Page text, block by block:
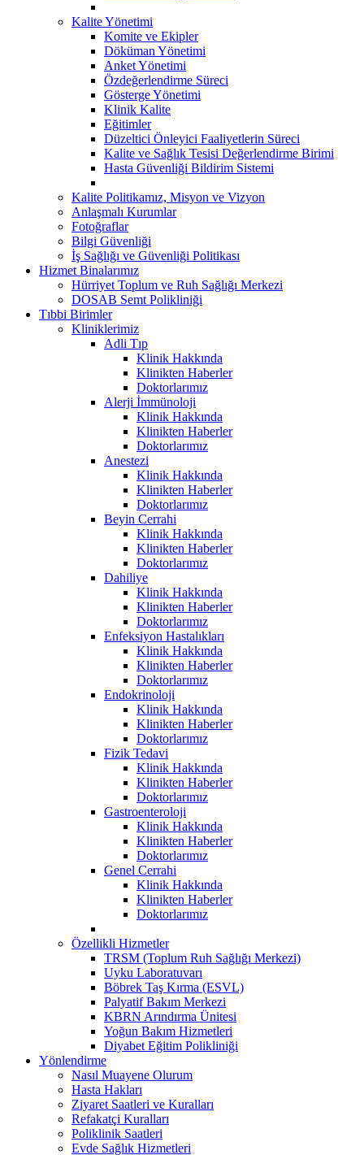
Kalite Yönetimi
Komite ve Ekipler
Döküman Yönetimi
Anket Yönetimi
Özdeğerlendirme Süreci
Gösterge Yönetimi
Klinik Kalite
Eğitimler
Düzeltici Önleyici Faaliyetlerin Süreci
Kalite ve Sağlık Tesisi Değerlendirme Birimi
Hasta Güvenliği Bildirim Sistemi
Kalite Politikamız, Misyon ve Vizyon
Anlaşmalı Kurumlar
Fotoğraflar
Bilgi Güvenliği
İş Sağlığı ve Güvenliği Politikası
Hizmet Binalarımız
Hürriyet Toplum ve Ruh Sağlığı Merkezi
DOSAB Semt Polikliniği
Tıbbi Birimler
Kliniklerimiz
Adli Tıp
Klinik Hakkında
Klinikten Haberler
Doktorlarımız
Alerji İmmünoloji
Klinik Hakkında
Klinikten Haberler
Doktorlarımız
Anestezi
Klinik Hakkında
Klinikten Haberler
Doktorlarımız
Beyin Cerrahi
Klinik Hakkında
Klinikten Haberler
Doktorlarımız
Dahiliye
Klinik Hakkında
Klinikten Haberler
Doktorlarımız
Enfeksiyon Hastalıkları
Klinik Hakkında
Klinikten Haberler
Doktorlarımız
Endokrinoloji
Klinik Hakkında
Klinikten Haberler
Doktorlarımız
Fizik Tedavi
Klinik Hakkında
Klinikten Haberler
Doktorlarımız
Gastroenteroloji
Klinik Hakkında
Klinikten Haberler
Doktorlarımız
Genel Cerrahi
Klinik Hakkında
Klinikten Haberler
Doktorlarımız
Özellikli Hizmetler
TRSM (Toplum Ruh Sağlığı Merkezi)
Uyku Laboratuvarı
Böbrek Taş Kırma (ESVL)
Palyatif Bakım Merkezi
KBRN Arındırma Ünitesi
Yoğun Bakım Hizmetleri
Diyabet Eğitim Polikliniği
Yönlendirme
Nasıl Muayene Olurum
Hasta Hakları
Ziyaret Saatleri ve Kuralları
Refakatçi Kuralları
Poliklinik Saatleri
Evde Sağlık Hizmetleri